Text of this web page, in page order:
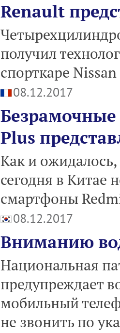
Renault
получил
спорткаре
08.12.2017
Безрамочные
Plus
Как и
сегодня в Китае
смартфоны
08.12.2017
Вниманию
Национальная
предупреждает
мобильный
не звонить по